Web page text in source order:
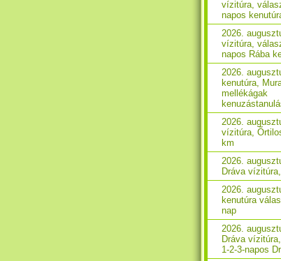
vízitúra,
napos
2026.
vízitúra,
napos Rába
2026.
kenutúra,
mellékágak
2026.
vízitúra,
km
2026.
Dráva
2026.
kenutúra
nap
2026.
Dráva
1-2-3-napos